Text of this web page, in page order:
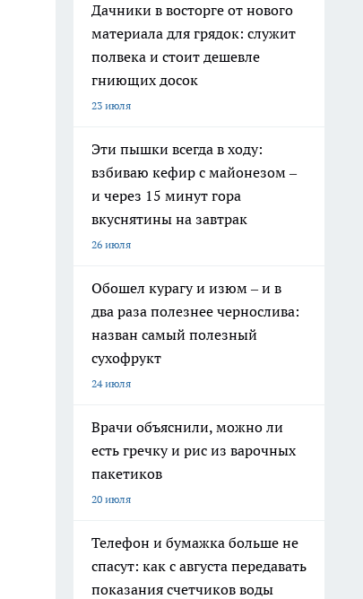
Дачники в восторге от нового
материала для грядок: служит
полвека и стоит дешевле
гниющих досок
23 июля
Эти пышки всегда в ходу:
взбиваю кефир с майонезом –
и через 15 минут гора
вкуснятины на завтрак
26 июля
Обошел курагу и изюм – и в
два раза полезнее чернослива:
назван самый полезный
сухофрукт
24 июля
Врачи объяснили, можно ли
есть гречку и рис из варочных
пакетиков
20 июля
Телефон и бумажка больше не
спасут: как с августа передавать
показания счетчиков воды